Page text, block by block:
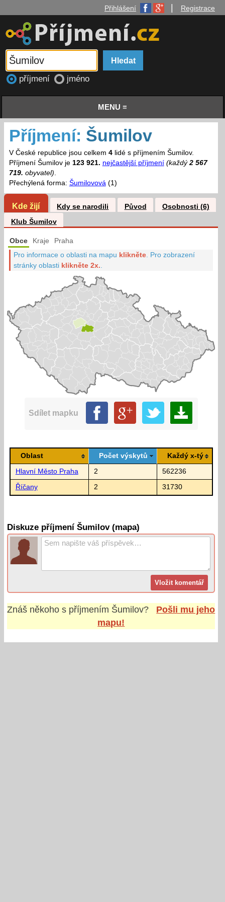
Přihlášení Registrace
příjmení jméno
MENU ≡
Příjmení: Šumilov
V České republice jsou celkem 4lidé s příjmením Šumilov.
Příjmení Šumilov je 123 921. nejčastější příjmení (každý2 567
719. obyvatel).
Přechýlená forma: Šumilovová(1)
Kde žijí Kdy se narodili Původ
Osobnosti (6)
Klub Šumilov
Obce Kraje Praha
Pro informace o oblasti na mapu klikněte Pro zobrazení
stránky oblasti klikněte 2x.
Sdílet mapku
Oblast Počet výskytů Každý x-tý
Hlavní Město Praha 2 562236
Říčany 2 31730
Diskuze příjmení Šumilov (mapa)
Znáš někoho s příjmením Šumilov?
Pošli mu jeho
mapu!